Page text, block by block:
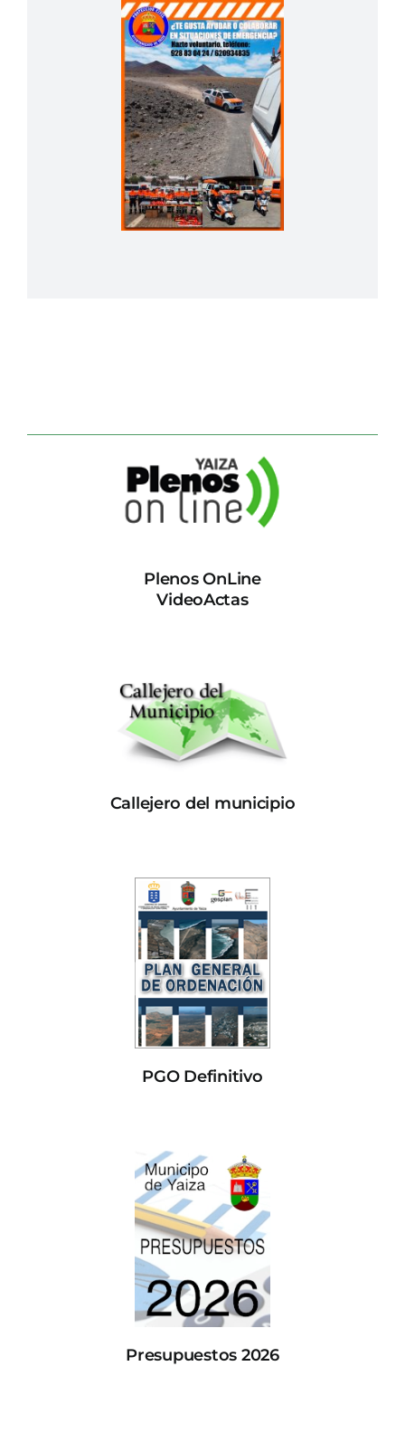
Plenos OnLine
VideoActas
Callejero del municipio
PGO Definitivo
Presupuestos 2026